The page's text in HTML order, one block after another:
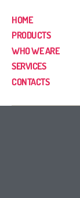
HOME
PRODUCTS
WHO WE ARE
SERVICES
CONTACTS